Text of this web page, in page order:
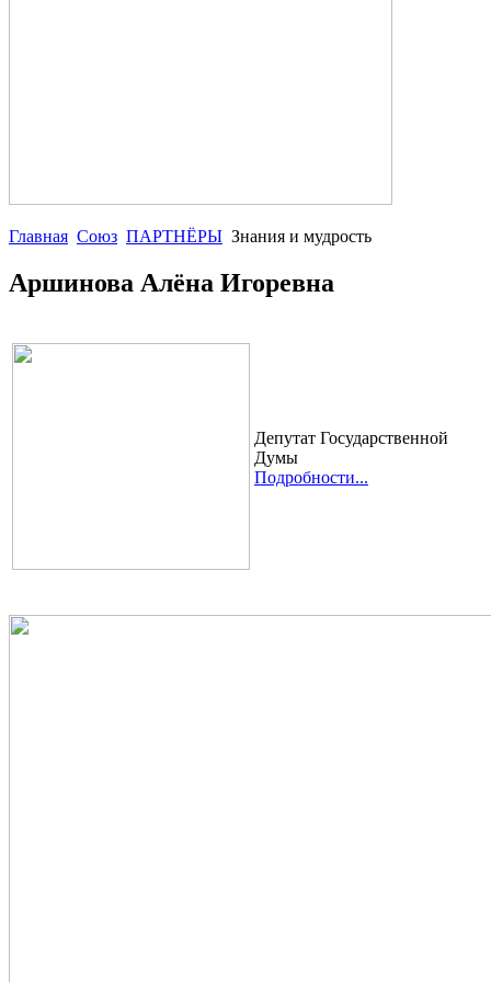
Главная Союз ПАРТНЁРЫ Знания и мудрость
Аршинова Алёна Игоревна
Депутат Государственной
Думы
Подробности...